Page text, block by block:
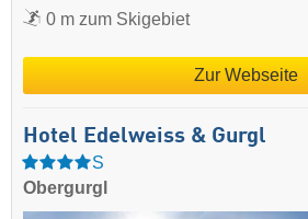
0 m zum Skigebiet
Zur Webseite
Hotel Edelweiss & Gurgl
S
Obergurgl